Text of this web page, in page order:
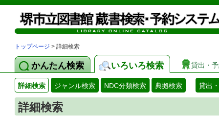
トップページ > 詳細検索
かんたん検索 いろいろ検索 貸出・
詳細検索 ジャンル検索 NDC分類検索 典拠検索 貸出
詳細検索